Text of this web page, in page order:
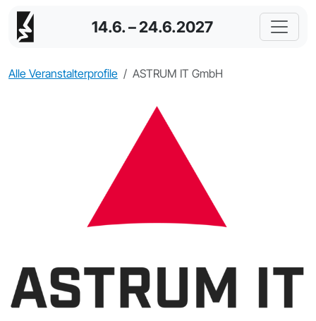
14.6. – 24.6.2027
Alle Veranstalterprofile ASTRUM IT GmbH